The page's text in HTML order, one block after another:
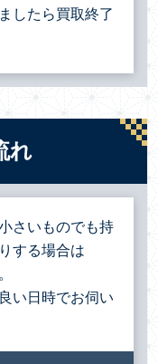
したら買取終了
れ
さいものでも持
する場合は
い日時でお伺い